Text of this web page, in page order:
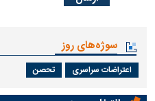
سوژه‌های روز
اعتراضات سراسری تحصن